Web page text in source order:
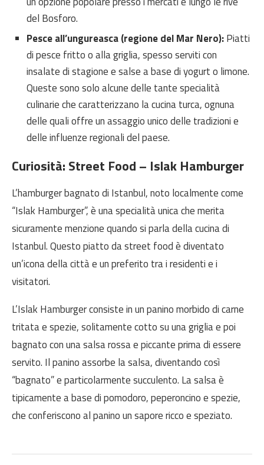
del Bosforo.
Pesce all’ungureasca (regione del Mar Nero):Piatti
di pesce fritto o alla griglia, spesso serviti con
insalate di stagione e salse a base di yogurt o limone.
Queste sono solo alcune delle tante specialità
culinarie che caratterizzano la cucina turca, ognuna
delle quali offre un assaggio unico delle tradizioni e
delle influenze regionali del paese.
Curiosità: Street Food – Islak Hamburger
L’hamburger bagnato di Istanbul, noto localmente come
“Islak Hamburger”, è una specialità unica che merita
sicuramente menzione quando si parla della cucina di
Istanbul. Questo piatto da street food è diventato
un’icona della città e un preferito tra i residenti e i
visitatori.
L’Islak Hamburger consiste in un panino morbido di carne
tritata e spezie, solitamente cotto su una griglia e poi
bagnato con una salsa rossa e piccante prima di essere
servito. Il panino assorbe la salsa, diventando così
“bagnato” e particolarmente succulento. La salsa è
tipicamente a base di pomodoro, peperoncino e spezie,
che conferiscono al panino un sapore ricco e speziato.